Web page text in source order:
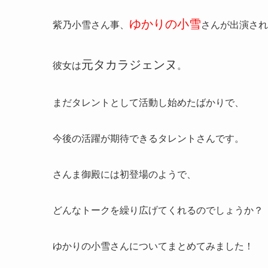
紫乃小雪さん事、 ゆかりの小雪さんが出演さ
彼女は元タカラジェンヌ 。
まだタレントとして活動し始めたばかりで、
今後の活躍が期待できるタレントさんです。
さんま御殿には初登場のようで、
どんなトークを繰り広げてくれるのでしょうか？
ゆかりの小雪さんについてまとめてみました！